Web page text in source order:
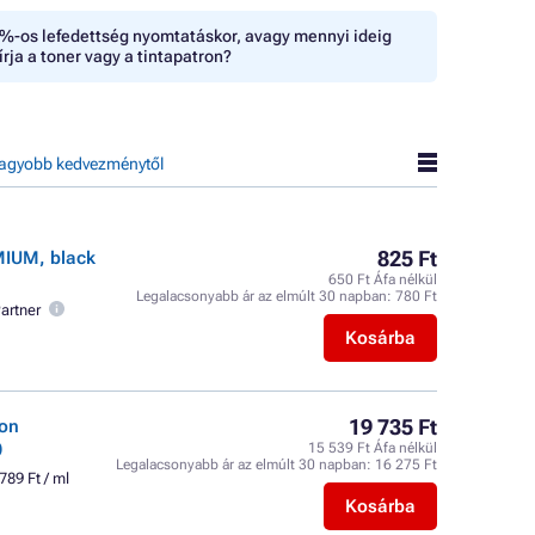
os lefedettség nyomtatáskor, avagy mennyi ideig
a toner vagy a tintapatron?
kedvezménytől
black 825 Ft
650 Ft Áfa nélkül
Legalacsonyabb ár az elmúlt 30 napban: 780 Ft
Kosárba
789 Ft / ml
19 735 Ft
15 539 Ft Áfa nélkül
Legalacsonyabb ár az elmúlt 30 napban: 16 275 Ft
Kosárba